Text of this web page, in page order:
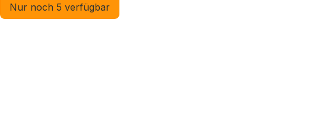
Nur noch 5 verfügbar